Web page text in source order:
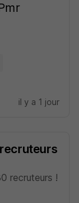
il y a 1 jour
recruteurs !